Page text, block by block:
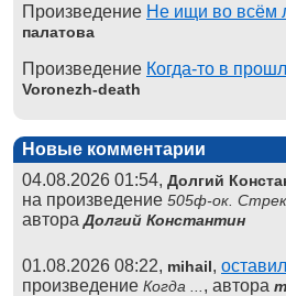
Произведение Не ищи во всём
палатова
Произведение Когда-то в
Voronezh-death
Новые комментарии
04.08.2026 01:54, Долгий
на произведение 505ф-ок.
автораДолгий Константин
01.08.2026 08:22, mihail,
произведение Когда ... , автора